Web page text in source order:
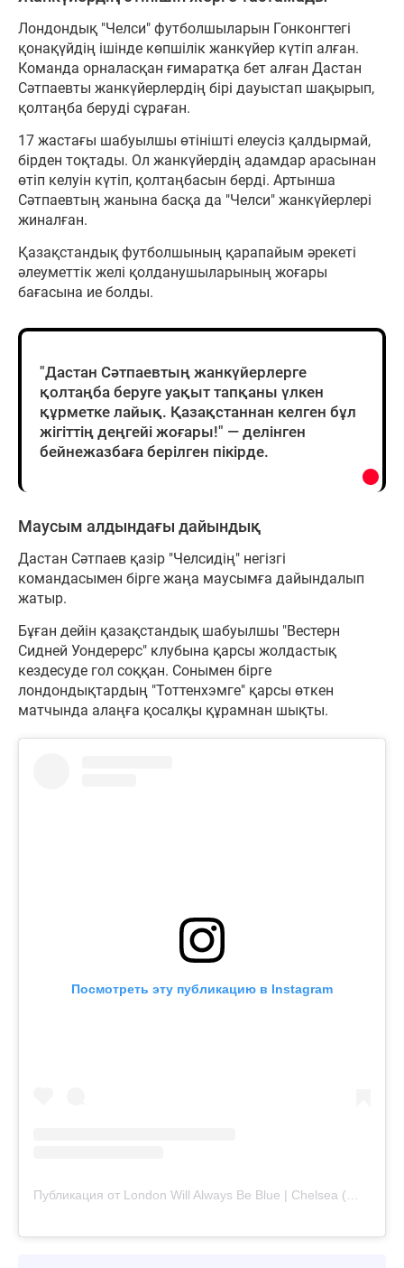
Лондондық "Челси" футболшыларын Гонконгтегі
қонақүйдің ішінде көпшілік жанкүйер күтіп алған.
Команда орналасқан ғимаратқа бет алған Дастан
Сәтпаевты жанкүйерлердің бірі дауыстап шақырып,
қолтаңба беруді сұраған.
17 жастағы шабуылшы өтінішті елеусіз қалдырмай,
бірден тоқтады. Ол жанкүйердің адамдар арасынан
өтіп келуін күтіп, қолтаңбасын берді. Артынша
Сәтпаевтың жанына басқа да "Челси" жанкүйерлері
жиналған.
Қазақстандық футболшының қарапайым әрекеті
әлеуметтік желі қолданушыларының жоғары
бағасына ие болды.
"Дастан Сәтпаевтың жанкүйерлерге
қолтаңба беруге уақыт тапқаны үлкен
құрметке лайық. Қазақстаннан келген бұл
жігіттің деңгейі жоғары!" — делінген
бейнежазбаға берілген пікірде.
Маусым алдындағы дайындық
Дастан Сәтпаев қазір "Челсидің" негізгі
командасымен бірге жаңа маусымға дайындалып
жатыр.
Бұған дейін қазақстандық шабуылшы "Вестерн
Сидней Уондерерс" клубына қарсы жолдастық
кездесуде гол соққан. Сонымен бірге
лондондықтардың "Тоттенхэмге" қарсы өткен
матчында алаңға қосалқы құрамнан шықты.
Посмотреть эту публикацию в Instagram